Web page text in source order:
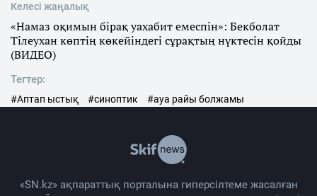
Келесі жаңалық
«Намаз оқимын бірақ уахабит емеспін»: Бекболат
Тілеухан көптің көкейіндегі сұрақтың нүктесін қойды
(ВИДЕО)
Тегтер:
#Аптап ыстық #синоптик #ауа райы болжамы
«SN.kz» ақпараттық порталына гиперсілтеме жасалған